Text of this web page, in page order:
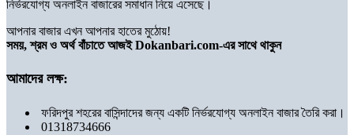
নির্ভরযোগ্য অনলাইন বাজারের সমাধান নিয়ে এসেছে।
আপনার বাজার এখন আপনার হাতের মুঠোয়!
সময়, শ্রম ও অর্থ বাঁচাতে আজই Dokanbari.com-এর সাথে থাকুন
আমাদের লক্ষ:
ফরিদপুর শহরের বাসিন্দাদের জন্য একটি নির্ভরযোগ্য অনলাইন বাজার তৈরি করা।
01318734666